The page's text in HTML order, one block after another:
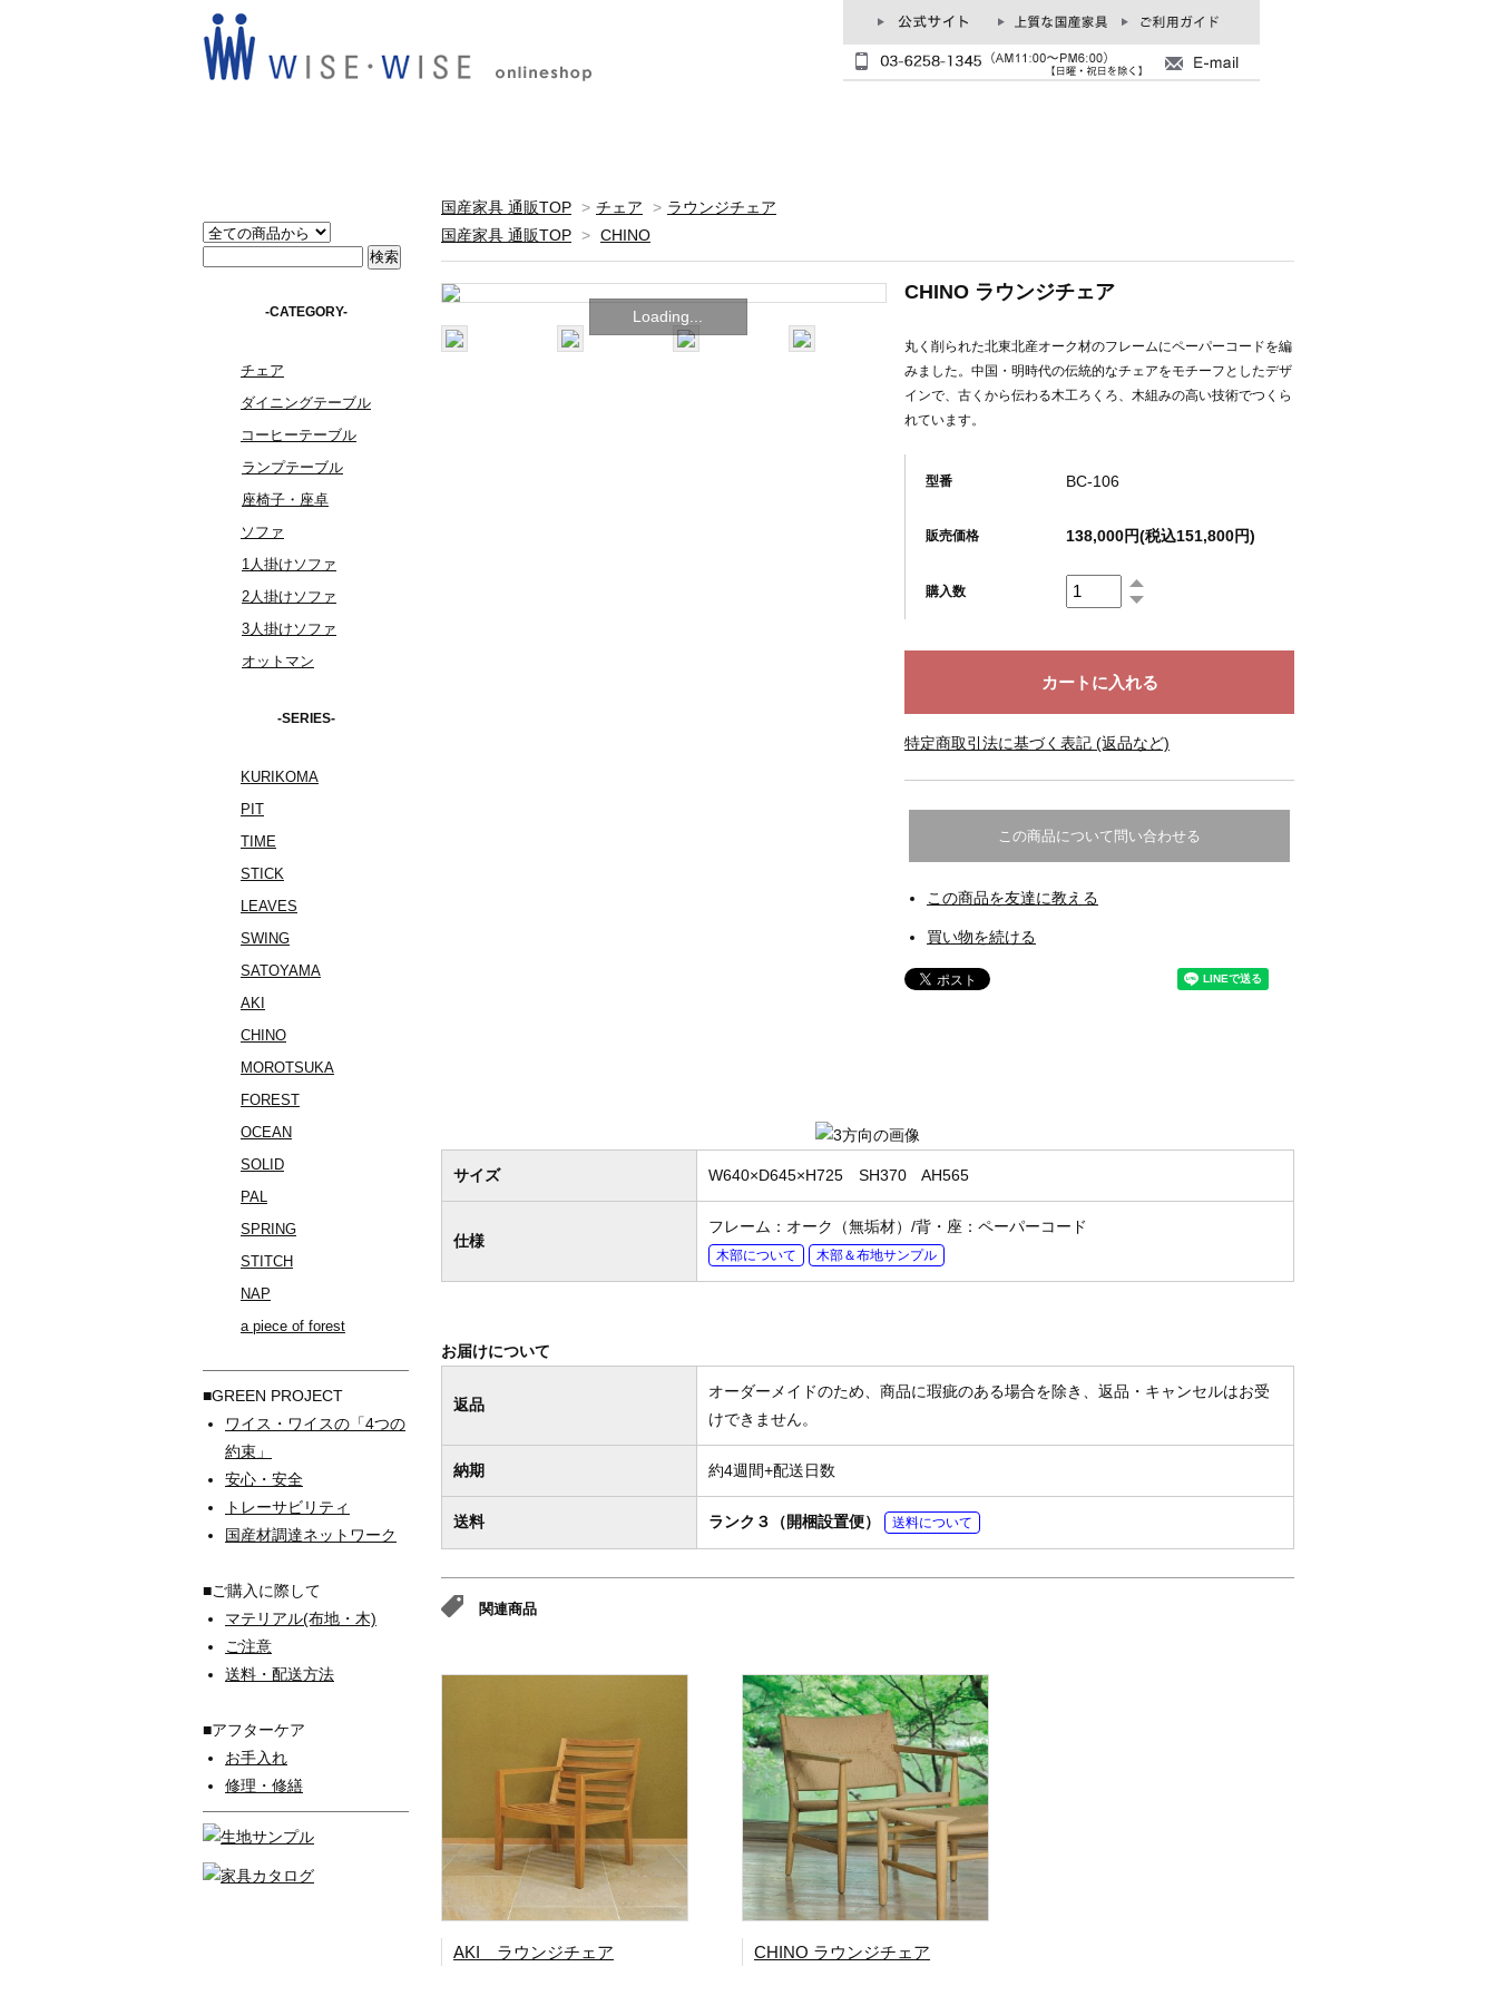
国産家具 通販TOP > チェア > ラウンジチェア
国産家具 通販TOP > CHINO
CHINO ラウンジチェア
丸く削られた北東北産オーク材のフレームにペーパーコードを編
みました。中国・明時代の伝統的なチェアをモチーフとしたデザ
インで、古くから伝わる木工ろくろ、木組みの高い技術でつくら
れています。
型番 BC-106
販売価格 138,000円(税込151,800円)
購入数
Loading...
特定商取引法に基づく表記 (返品など)
この商品について問い合わせる
この商品を友達に教える
買い物を続ける
サイズ W640×D645×H725 SH370 AH565
仕様
フレーム：オーク（無垢材）/背・座：ペーパーコード
木部について 木部＆布地サンプル
お届けについて
返品
オーダーメイドのため、商品に瑕疵のある場合を除き、返品・キャンセルはお受
けできません。
納期 約4週間+配送日数
送料 ランク３（開梱設置便） 送料について
関連商品
AKI ラウンジチェア CHINO ラウンジチェア
-CATEGORY-
チェア
ダイニングテーブル
コーヒーテーブル
ランプテーブル
座椅子・座卓
ソファ
1人掛けソファ
2人掛けソファ
3人掛けソファ
オットマン
-SERIES-
KURIKOMA
PIT
TIME
STICK
LEAVES
SWING
SATOYAMA
AKI
CHINO
MOROTSUKA
FOREST
OCEAN
SOLID
PAL
SPRING
STITCH
NAP
a piece of forest
■GREEN PROJECT
ワイス・ワイスの「4つの
約束」
安心・安全
トレーサビリティ
国産材調達ネットワーク
■ご購入に際して
マテリアル(布地・木)
ご注意
送料・配送方法
■アフターケア
お手入れ
修理・修繕